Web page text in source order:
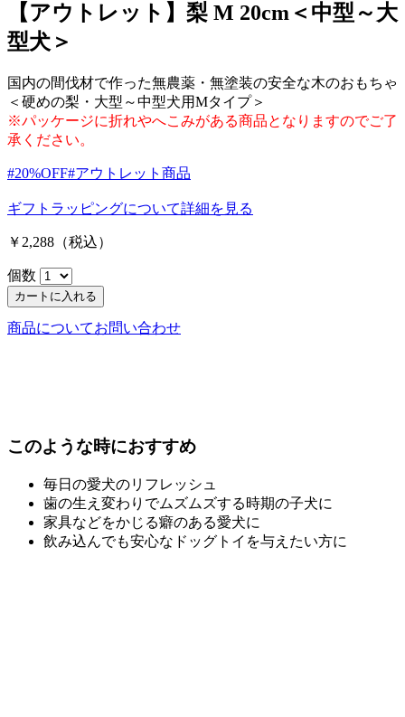
【アウトレット】梨 M 20cm＜中型～大
型犬＞
国内の間伐材で作った無農薬・無塗装の安全な木のおもちゃ
＜硬めの梨・大型～中型犬用Mタイプ＞
※パッケージに折れやへこみがある商品となりますのでご了
承ください。
#20%OFF#アウトレット商品
ギフトラッピングについて詳細を見る
￥2,288 （税込）
個数
カートに入れる
商品についてお問い合わせ
このような時におすすめ
毎日の愛犬のリフレッシュ
歯の生え変わりでムズムズする時期の子犬に
家具などをかじる癖のある愛犬に
飲み込んでも安心なドッグトイを与えたい方に